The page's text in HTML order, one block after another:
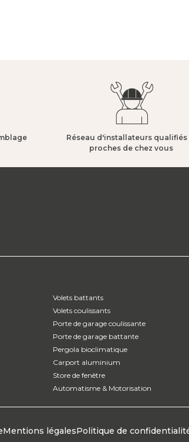
Réseau d'installateurs qualifiés
proches de chez vous​
Volets battants
Volets coulissants
Porte de garage coulissante
Porte de garage battante
Pergola bioclimatique
Carport aluminium
Store de fenêtre
Automatisme & Motorisation
Mentions légalesPolitique de